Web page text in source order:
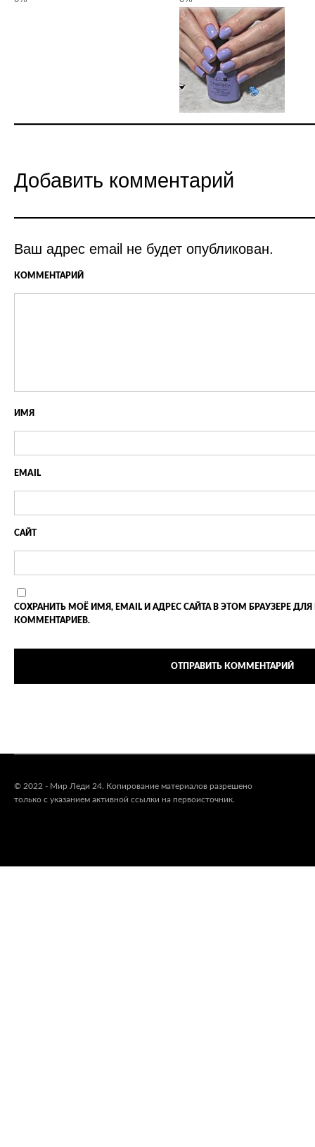
Добавить комментарий
Ваш адрес email не будет опубликован.
КОММЕНТАРИЙ
ИМЯ
EMAIL
САЙТ
СОХРАНИТЬ МОЁ ИМЯ, EMAIL И АДРЕС САЙТА В ЭТОМ БРАУЗЕРЕ
КОММЕНТАРИЕВ.
© 2022 - Мир Леди 24. Копирование материалов разрешено
только с указанием активной ссылки на первоисточник.